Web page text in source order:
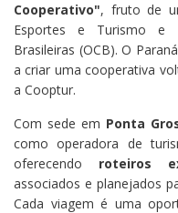
Cooperativo", fruto de
Esportes e Turismo e
Brasileiras (OCB). O
a criar uma cooperativa
a Cooptur.
Com sede em Ponta
como operadora de
oferecendo roteiros
associados e planejados
Cada viagem é uma